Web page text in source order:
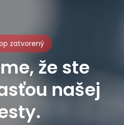
zatvorený
že ste
našej